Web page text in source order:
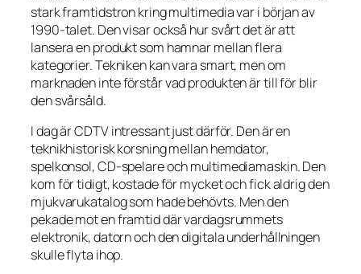
stark framtidstron kring multimedia var i början av
1990-talet. Den visar också hur svårt det är att
lansera en produkt som hamnar mellan flera
kategorier. Tekniken kan vara smart, men om
marknaden inte förstår vad produkten är till för blir
den svårsåld.
I dag är CDTV intressant just därför. Den är en
teknikhistorisk korsning mellan hemdator,
spelkonsol, CD-spelare och multimediamaskin. Den
kom för tidigt, kostade för mycket och fick aldrig den
mjukvarukatalog som hade behövts. Men den
pekade mot en framtid där vardagsrummets
elektronik, datorn och den digitala underhållningen
skulle flyta ihop.